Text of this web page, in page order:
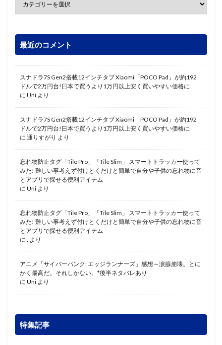
最近のコメント
スナドラ7S Gen2搭載12インチタブ Xiaomi「POCO Pad」が約192
ドルで2万円台!日本で買うより1万円以上安く買いやすい価格に
に Uni より
スナドラ7S Gen2搭載12インチタブ Xiaomi「POCO Pad」が約192
ドルで2万円台!日本で買うより1万円以上安く買いやすい価格に
に 通りすがり より
忘れ物防止タグ「Tile Pro」「Tile Slim」 スマートトラッカー使って
みた! 難しい事考えず付けとくだけと簡単で自分や子供の忘れ物に音
とアプリで探せる便利アイテム
に Uni より
忘れ物防止タグ「Tile Pro」「Tile Slim」 スマートトラッカー使って
みた! 難しい事考えず付けとくだけと簡単で自分や子供の忘れ物に音
とアプリで探せる便利アイテム
に
より
アニメ「サイバーパンク: エッジランナーズ」感想～涙腺崩壊。とに
かく最高だ。それしかない。*後半ネタバレあり
に Uni より
特集記事